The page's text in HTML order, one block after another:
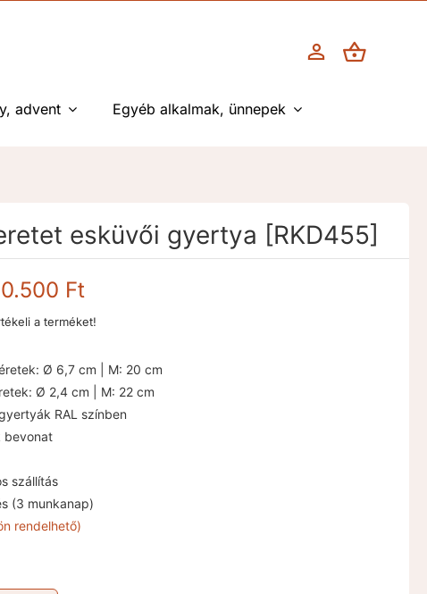
advent Egyéb alkalmak, ünnepek
esküvői gyertya [RKD455]
Ft
6.000 Ft
10.500 Ft
a terméket!
Ø 6,7 cm | M: 20 cm
Ø 2,4 cm | M: 22 cm
RAL színben
bevonat
szállítás
(3 munkanap)
rendelhető)